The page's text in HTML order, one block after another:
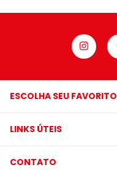
ESCOLHA SEU FAVORITO
LINKS ÚTEIS
CONTATO